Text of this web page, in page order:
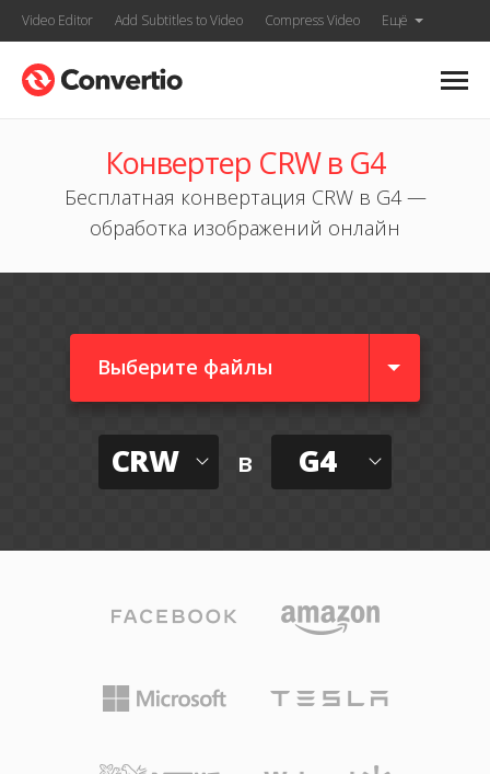
Video Editor Add Subtitles to Video Compress Video Ещё
Конвертер CRW в G4
Бесплатная конвертация CRW в G4 —
обработка изображений онлайн
Выберите файлы
CRW в G4